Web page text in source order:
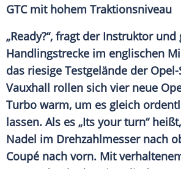
GTC mit hohem Traktionsniveau
„Ready?“, fragt der Instruktor
Handlingstrecke im englischen
das riesige Testgelände der
Vauxhall rollen sich vier neue
Turbo warm, um es gleich
lassen. Als es „Its your turn“
Nadel im Drehzahlmessernach
Coupé nach vorn. Mit